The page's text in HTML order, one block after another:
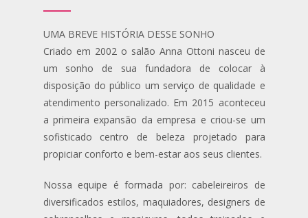
Lash Lifting
Velaterapia
UMA BREVE HISTÓRIA DESSE SONHO
Criado em 2002 o salão Anna Ottoni nasceu de
um sonho de sua fundadora de colocar à
disposição do público um serviço de qualidade e
atendimento personalizado. Em 2015 aconteceu
a primeira expansão da empresa e criou-se um
sofisticado centro de beleza projetado para
propiciar conforto e bem-estar aos seus clientes.
Nossa equipe é formada por: cabeleireiros de
diversificados estilos, maquiadores, designers de